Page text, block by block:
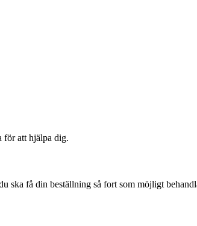
för att hjälpa dig.
ska få din beställning så fort som möjligt